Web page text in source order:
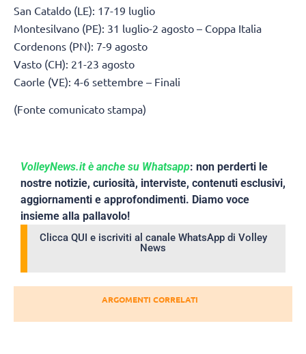
San Cataldo (LE): 17-19 luglio
Montesilvano (PE): 31 luglio-2 agosto – Coppa Italia
Cordenons (PN): 7-9 agosto
Vasto (CH): 21-23 agosto
Caorle (VE): 4-6 settembre – Finali
(Fonte comunicato stampa)
VolleyNews.it è anche su Whatsapp: non perderti le
nostre notizie, curiosità, interviste, contenuti esclusivi,
aggiornamenti e approfondimenti. Diamo voce
insieme alla pallavolo!
Clicca QUI e iscriviti al canale WhatsApp di Volley
News
ARGOMENTI CORRELATI